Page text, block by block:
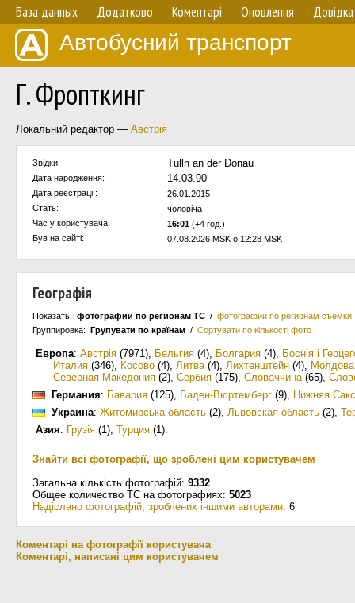
База данных Додатково Коментарі Оновлення Довідка
Автобусний транспорт
Г. Фропткинг
Локальний редактор — Австрія
Звідки: Tulln an der Donau
Дата народження: 14.03.90
Дата реєстрації:
26.01.2015
Стать:
чоловіча
Час у користувача:
16:01 (+4 год.)
Був на сайті:
07.08.2026 MSK о 12:28 MSK
Географія
Показать: фотографии по регионам ТС / фотографии по регионам съёмки
Группировка: Групувати по країнам / Сортувати по кількості фото
Европа: Австрія (7971), Бельгия (4), Болгария (4), Боснія і
Италия (346), Косово (4), Литва(4), Лихтенштейн (4), Молдова
Северная Македония (2), Сербия (175), Словаччина(65),
Германия: Бавария (125), Баден-Вюртемберг (9), Нижняя
Украина: Житомирська область (2), Львовская область (2),
Азия: Грузія (1), Турция (1).
Знайти всі фотографії, що зроблені цим користувачем
Загальна кількість фотографій: 9332
Общее количество ТС на фотографиях: 5023
Надіслано фотографій, зроблених іншими авторами: 6
Коментарі на фотографії користувача
Коментарі, написані цим користувачем